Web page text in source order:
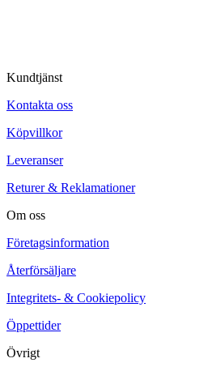
Kundtjänst
Kontakta oss
Köpvillkor
Leveranser
Returer & Reklamationer
Om oss
Företagsinformation
Återförsäljare
Integritets- & Cookiepolicy
Öppettider
Övrigt